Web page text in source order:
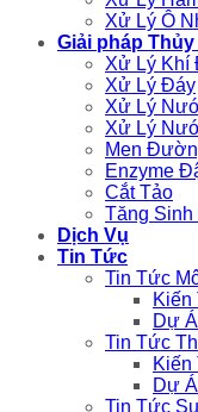
Xử Lý Ô
Giải pháp Thủy
Xử Lý Khí
Xử Lý Đáy
Xử Lý
Xử Lý
Men
Enzyme
Cắt Tảo
Tăng Sinh
Dịch Vụ
Tin Tức
Tin Tức
Kiến
Dự
Tin Tức
Kiến
Dự
Tin Tức